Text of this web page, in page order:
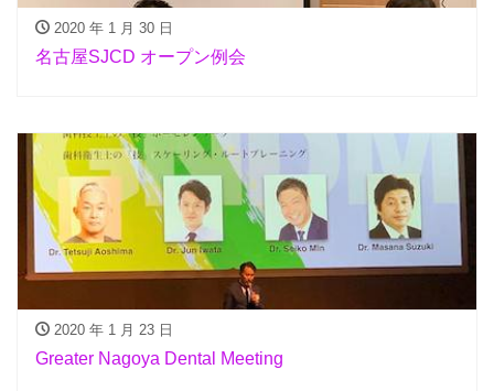
2020 年 1 月 30 日
名古屋SJCD オープン例会
2020 年 1 月 23 日
Greater Nagoya Dental Meeting